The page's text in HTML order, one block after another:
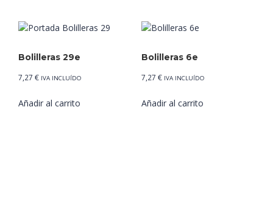
Bolilleras 29e
7,27 € IVA INCLUÍDO
Añadir al carrito
Bolilleras 6e
7,27 € IVA INCLUÍDO
Añadir al carrito